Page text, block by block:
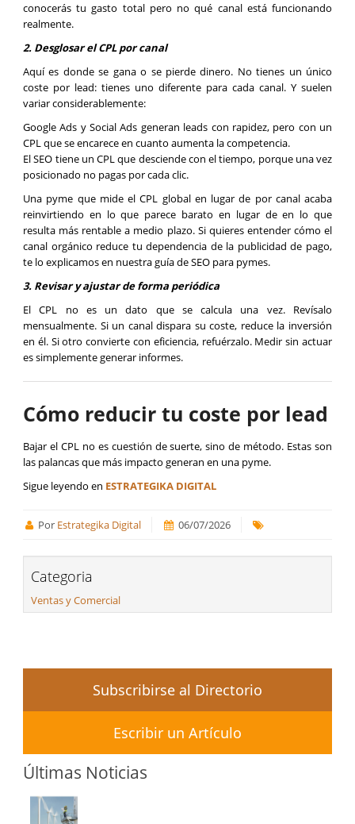
conocerás tu gasto total pero no qué canal está funcionando
realmente.
2. Desglosar el CPL por canal
Aquí es donde se gana o se pierde dinero. No tienes un único
coste por lead: tienes uno diferente para cada canal. Y suelen
variar considerablemente:
Google Ads y Social Ads generan leads con rapidez, pero con un
CPL que se encarece en cuanto aumenta la competencia.
El SEO tiene un CPL que desciende con el tiempo, porque una vez
posicionado no pagas por cada clic.
Una pyme que mide el CPL global en lugar de por canal acaba
reinvirtiendo en lo que parece barato en lugar de en lo que
resulta más rentable a medio plazo. Si quieres entender cómo el
canal orgánico reduce tu dependencia de la publicidad de pago,
te lo explicamos en nuestra guía de SEO para pymes.
3. Revisar y ajustar de forma periódica
El CPL no es un dato que se calcula una vez. Revísalo
mensualmente. Si un canal dispara su coste, reduce la inversión
en él. Si otro convierte con eficiencia, refuérzalo. Medir sin actuar
es simplemente generar informes.
Cómo reducir tu coste por lead
Bajar el CPL no es cuestión de suerte, sino de método. Estas son
las palancas que más impacto generan en una pyme.
Sigue leyendo en ESTRATEGIKA DIGITAL
Por Estrategika Digital 06/07/2026
Categoria
Ventas y Comercial
Subscribirse al Directorio
Escribir un Artículo
Últimas Noticias